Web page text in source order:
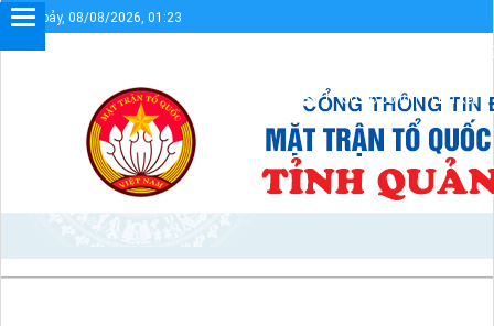
Thứ bảy, 08/08/2026, 01:23
Chào mừng bạn đến với Cổng thông tin điện tử
Sơ đồ cổng Liên kết